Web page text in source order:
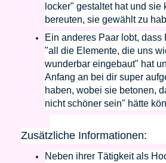
locker" gestaltet hat und sie
bereuten, sie gewählt zu
Ein anderes Paar lobt, dass
"all die Elemente, die uns
wunderbar eingebaut" hat
Anfang an bei dir super
haben, wobei sie betonen,
nicht schöner sein" hätte
Zusätzliche Informationen:
Neben ihrer Tätigkeit als